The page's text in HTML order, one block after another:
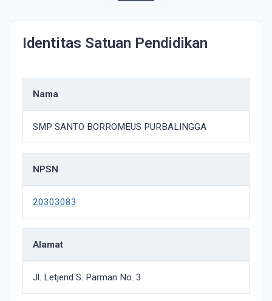
Identitas Satuan Pendidikan
Nama
SMP SANTO BORROMEUS PURBALINGGA
NPSN
20303083
Alamat
Jl. Letjend S. Parman No. 3